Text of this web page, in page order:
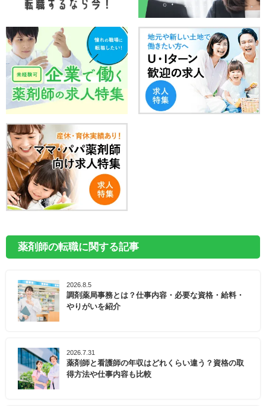
薬剤師の転職に関する記事
2026.8.5
調剤薬局事務とは？仕事内容・必要な資格・給料・
やりがいを紹介
2026.7.31
薬剤師と看護師の年収はどれくらい違う？資格の取
得方法や仕事内容も比較